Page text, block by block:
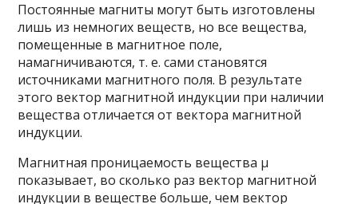
Постоянные магниты могут быть изготовлены
лишь из немногих веществ, но все вещества,
помещенные в магнитное поле,
намагничиваются, т. е. сами становятся
источниками магнитного поля. В результате
этого вектор магнитной индукции при наличии
вещества отличается от вектора магнитной
индукции.
Магнитная проницаемость вещества μ
показывает, во сколько раз вектор магнитной
индукции в веществе больше, чем вектор